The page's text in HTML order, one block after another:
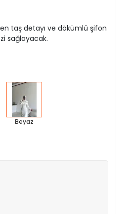
taş detayı ve dökümlü şifon
sağlayacak.
Beyaz